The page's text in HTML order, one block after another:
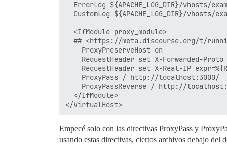
ErrorLog ${APACHE_LOG_DIR}/vhosts/
CustomLog ${APACHE_LOG_DIR}/vhosts/
  <IfModule proxy_module>
## <https://meta.discourse.org/t/
    ProxyPreserveHost on
RequestHeader set X-Forwarded-
RequestHeader set X-Real-IP
    ProxyPass / http://localhost:3000/
ProxyPassReverse / http://
  </IfModule>
Empecé solo con las directivas ProxyPass y
usando estas directivas, ciertos archivos debajo del